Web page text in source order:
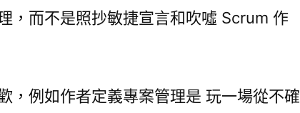
，而不是照抄敏捷宣言和吹噓 Scrum 作
，例如作者定義專案管理是 玩一場從不確